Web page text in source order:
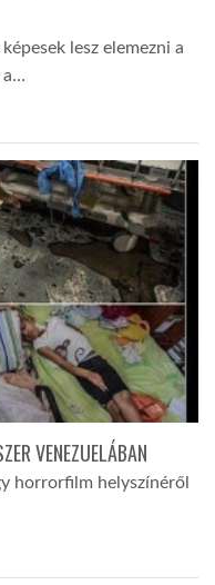
lesz elemezni a
a…
VENEZUELÁBAN
horrorfilm helyszínéről